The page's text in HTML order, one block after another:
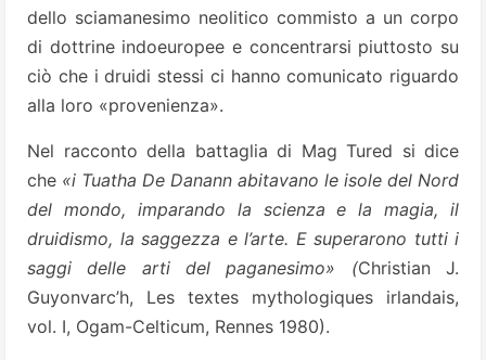
dello sciamanesimo neolitico commisto a un corpo
di dottrine indoeuropee e concentrarsi piuttosto su
ciò che i druidi stessi ci hanno comunicato riguardo
alla loro «provenienza».
Nel racconto della battaglia di Mag Tured si dice
che «i Tuatha De Danann abitavano le isole del Nord
del mondo, imparando la scienza e la magia, il
druidismo, la saggezza e l’arte. E superarono tutti i
saggi delle arti del paganesimo» (Christian J.
Guyonvarc’h, Les textes mythologiques irlandais,
vol. I, Ogam-Celticum, Rennes 1980).